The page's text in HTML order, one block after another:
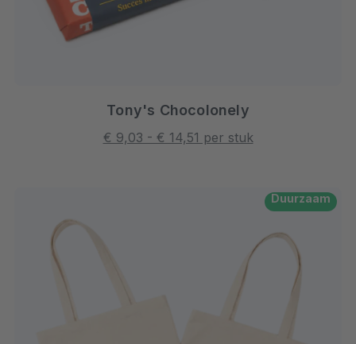
Tony's Chocolonely
€ 9,03 - € 14,51 per stuk
Duurzaam